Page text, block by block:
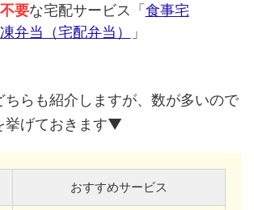
不要な宅配サービス「食事宅
弁当（宅配弁当）
」
ちらも紹介しますが、数が多いので
挙げておきます▼
おすすめサービス